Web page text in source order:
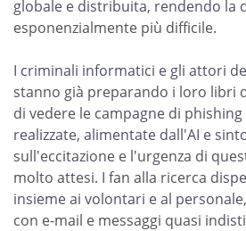
globale e distribuita, rendendo la
esponenzialmente più difficile.
I criminali informatici e gli attori
stanno già preparando i loro libri
di vedere le campagne di
realizzate, alimentate dall'AI e
sull'eccitazione e l'urgenza di
molto attesi. I fan alla ricerca
insieme ai volontari e al
con e-mail e messaggi quasi